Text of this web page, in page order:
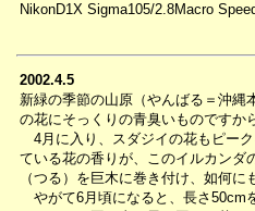
NikonD1X Sigma105/2.8Macro
2002.4.5
新緑の季節の山原（やんばる＝沖縄
の花にそっくりの青臭いものですか
4月に入り、スダジイの花もピー
ている花の香りが、このイルカンダ
（つる）を巨木に巻き付け、如何に
やがて6月頃になると、長さ50cm